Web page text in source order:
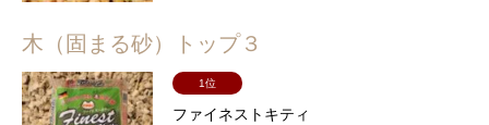
木（固まる砂）トップ３
1位
ファイネストキティ